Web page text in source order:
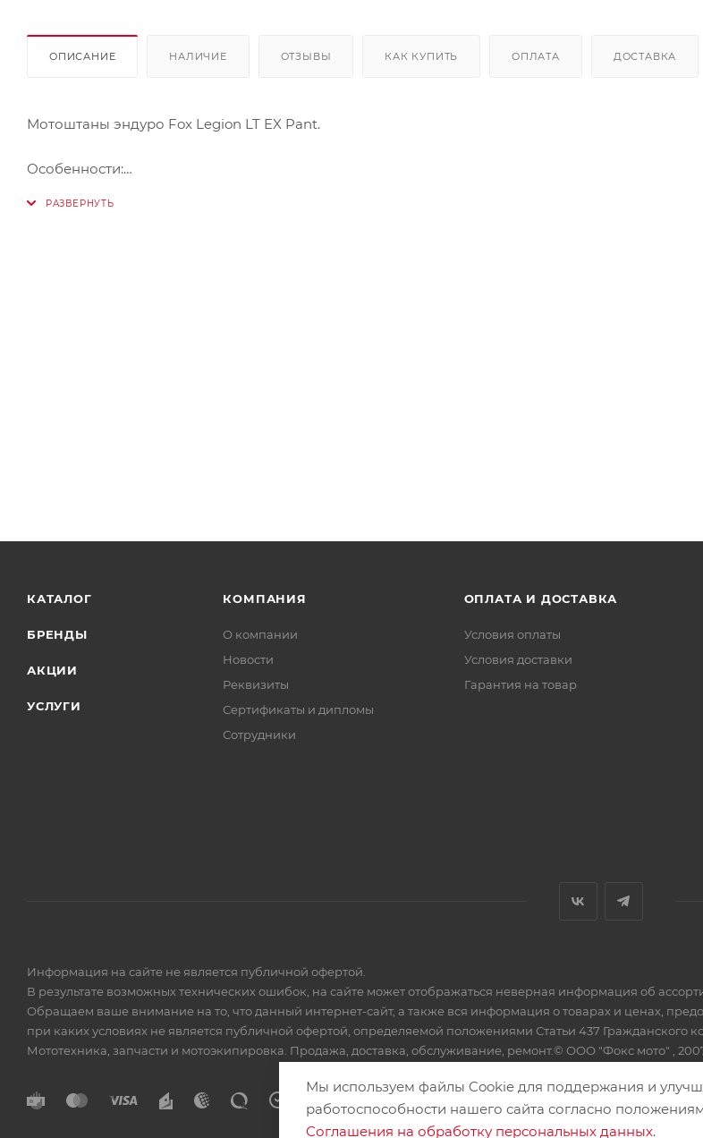
ОПИСАНИЕ НАЛИЧИЕ ОТЗЫВЫ КАК КУПИТЬ ОПЛАТА ДОСТАВКА
Мотоштаны эндуро Fox Legion LT EX Pant.
Особенности:
КАТАЛОГ
БРЕНДЫ
АКЦИИ
УСЛУГИ
КОМПАНИЯ
О компании
Новости
Реквизиты
Сертификаты и дипломы
Сотрудники
ОПЛАТА И ДОСТАВКА
Условия оплаты
Условия доставки
Гарантия на товар
Информация на сайте не является публичной офертой.
В результате возможных технических ошибок, на сайте может отображаться неверная информация об
Обращаем ваше внимание на то, что данный интернет-сайт, а также вся информация о товарах и ценах,
при каких условиях не является публичной офертой, определяемой положениями Статьи 437 Гражданского
Мототехника, запчасти и мотоэкипировка. Продажа, доставка, обслуживание, ремонт.© ООО "Фокс мото" ,
Мы используем файлы Cookie для поддержания и
работоспособности нашего сайта согласно
Соглашения на обработку персональных данных.